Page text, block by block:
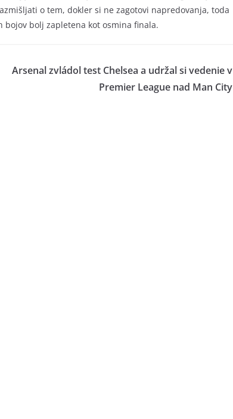
o tem, dokler si ne zagotovi napredovanja, toda
bolj zapletena kot osmina finala.
Arsenal zvládol test Chelsea a udržal si vedenie v
Premier League nad Man City